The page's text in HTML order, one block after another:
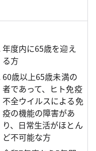
年度内に65歳を迎え
る方
60歳以上65歳未満の
者であって、ヒト免疫
不全ウイルスによる免
疫の機能の障害があ
り、日常生活がほとん
ど不可能な方